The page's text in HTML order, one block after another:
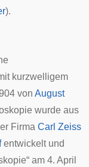
).
kurzwelligem
von August
wurde aus
Firma Carl Zeiss
entwickelt und
am 4. April